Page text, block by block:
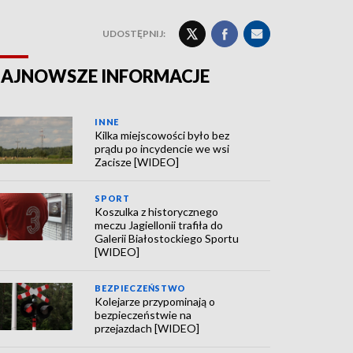
UDOSTĘPNIJ:
INFORMACJE
INNE
Kilka miejscowości było bez
prądu po incydencie we wsi
Zacisze [WIDEO]
SPORT
Koszulka z historycznego
meczu Jagiellonii trafiła do
Galerii Białostockiego Sportu
[WIDEO]
BEZPIECZEŃSTWO
Kolejarze przypominają o
bezpieczeństwie na
przejazdach [WIDEO]